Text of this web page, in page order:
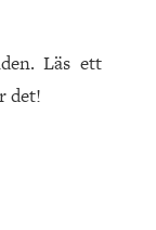
Läs ett
det!